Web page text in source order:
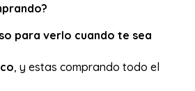
para verlo cuando te sea
, y estas comprando todo el